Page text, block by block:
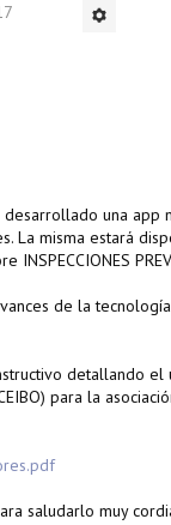
una app
La misma estará
de la
detallando
para la
saludarlo muy